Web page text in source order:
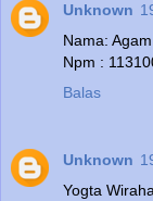
Unknown
Nama:
Npm :
Balas
Unknown
Yogta